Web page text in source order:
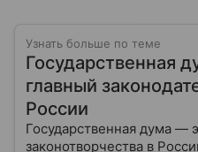
Узнать больше по теме
Государственная
главный
России
Государственная дума —
законотворчества в